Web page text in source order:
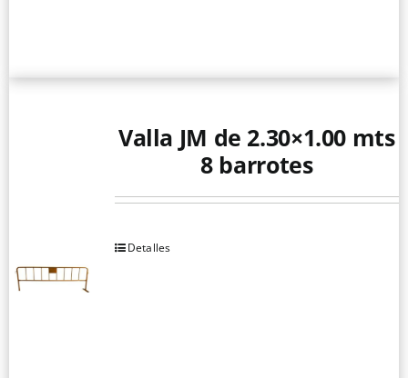
Valla JM de 2.30×1.00 mts
8 barrotes
Detalles